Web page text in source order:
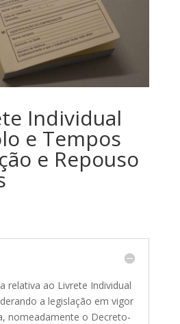
Individual
e Tempos
e Repouso
relativa ao Livrete Individual
a legislação em vigor
nomeadamente o Decreto-